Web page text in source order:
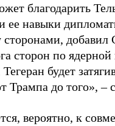
благодарить
ее навыки
сторон по
будет
до того», –
вероятно, к